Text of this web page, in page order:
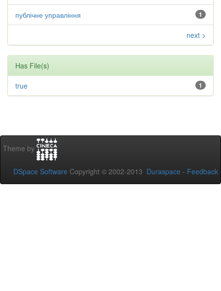
1
публічне управління
next >
Has File(s)
1
true
Theme by
DSpace Software Copyright © 2002-2013 Duraspace - Feedback